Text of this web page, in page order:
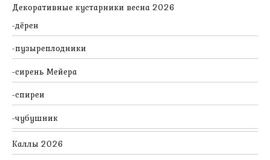
Декоративные кустарники весна 2026
дёрен
пузыреплодники
сирень Мейера
спиреи
чубушник
Каллы 2026